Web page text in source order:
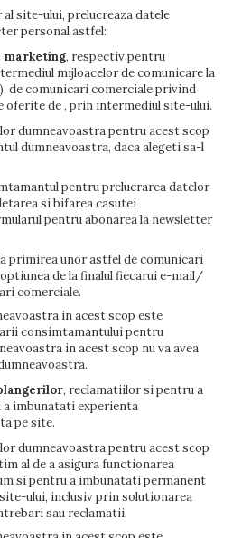
site-ului, prelucreaza datele
personal astfel:
, respectiv pentru
mijloacelor de comunicare la
de comunicari comerciale privind
oferite de, prin intermediul site-ului.
dumneavoastra pentru acest scop
dumneavoastra, daca alegeti sa-l
pentru prelucrarea datelor
si bifarea casutei
pentru abonarea la newsletter
primirea unor astfel de comunicari
de la finalul fiecarui e-mail/
comerciale.
in acest scop este
consimtamantului pentru
in acest scop nu va avea
, reclamatiilor si pentru a
imbunatati experienta
pe site.
dumneavoastra pentru acest scop
alde a asigura functionarea
si pentru a imbunatati permanent
ului, inclusiv prin solutionarea
sau reclamatii.